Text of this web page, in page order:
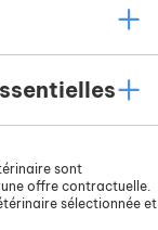
des plaies
pour
sont
offre contractuelle.
sélectionnée et